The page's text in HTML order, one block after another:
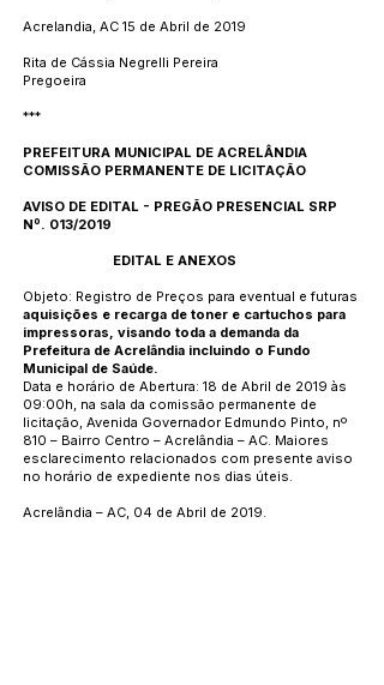
Acrelandia, AC 15 de Abril de 2019
Rita de Cássia Negrelli Pereira
Pregoeira
***
PREFEITURA MUNICIPAL DE ACRELÂNDIA
COMISSÃO PERMANENTE DE LICITAÇÃO
AVISO DE EDITAL - PREGÃO PRESENCIAL SRP
Nº. 013/2019
EDITAL E ANEXOS
Objeto: Registro de Preços para eventual e futuras
aquisições e recarga de toner e cartuchos para
impressoras, visando toda a demanda da
Prefeitura de Acrelândia incluindo o Fundo
Municipal de Saúde.
Data e horário de Abertura: 18 de Abril de 2019 às
09:00h, na sala da comissão permanente de
licitação, Avenida Governador Edmundo Pinto, nº
810 – Bairro Centro – Acrelândia – AC. Maiores
esclarecimento relacionados com presente aviso
no horário de expediente nos dias úteis.
Acrelândia – AC, 04 de Abril de 2019.